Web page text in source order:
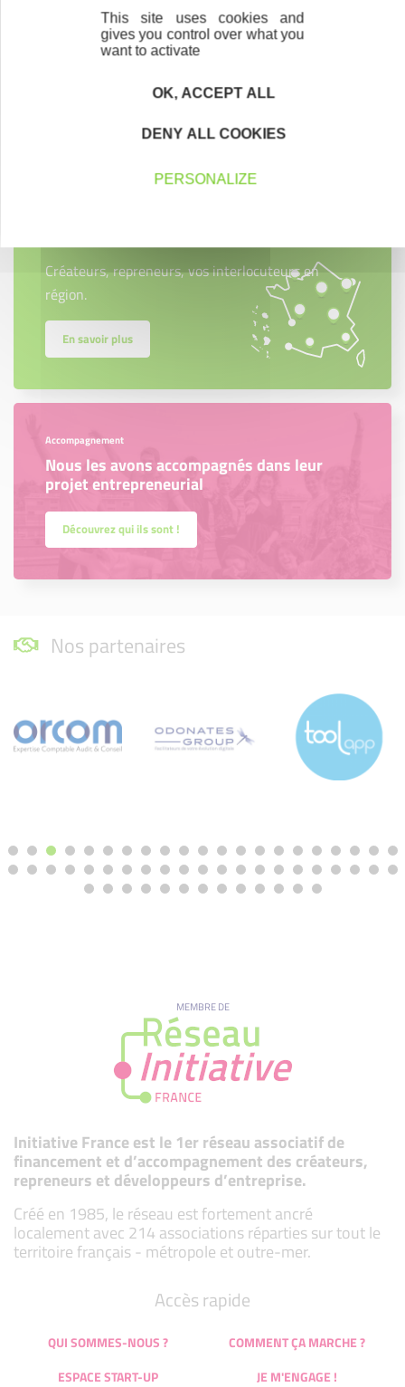
Créateurs, repreneurs, vos interlocuteurs en
région.
En savoir plus
Accompagnement
Nous les avons accompagnés dans leur
projet entrepreneurial
Découvrez qui ils sont !
Nos partenaires
MEMBRE DE
Initiative France est le 1er réseau associatif de
financement et d’accompagnement des créateurs,
repreneurs et développeurs d’entreprise.
Créé en 1985, le réseau est fortement ancré
localement avec 214 associations réparties sur tout le
territoire français - métropole et outre-mer.
Accès rapide
QUI SOMMES-NOUS ?
COMMENT ÇA MARCHE ?
ESPACE START-UP
JE M'ENGAGE !
This site uses cookies and
gives you control over what you
want to activate
OK, ACCEPT ALL
DENY ALL COOKIES
PERSONALIZE